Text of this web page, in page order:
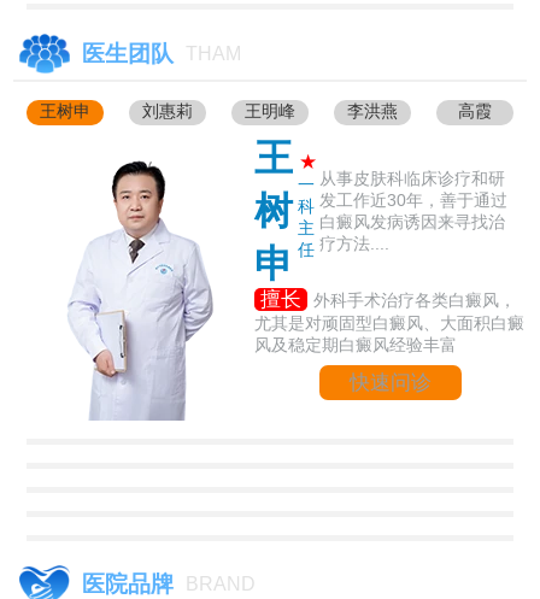
医生团队 THAM
王树申 刘惠莉 王明峰 李洪燕 高霞
王
树
申
★
一
科
主
任
从事皮肤科临床诊疗和研
发工作近30年，善于通过
白癜风发病诱因来寻找治
疗方法....
擅长
外科手术治疗各类白癜风，
尤其是对顽固型白癜风、大面积白癜
风及稳定期白癜风经验丰富
快速问诊
医院品牌 BRAND